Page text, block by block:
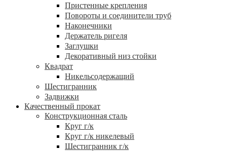
Пристенные крепления
Повороты и соединители труб
Наконечники
Держатель ригеля
Заглушки
Декоративный низ стойки
Квадрат
Никельсодержащий
Шестигранник
Задвижки
Качественный прокат
Конструкционная сталь
Круг г/к
Круг г/к никелевый
Шестигранник г/к